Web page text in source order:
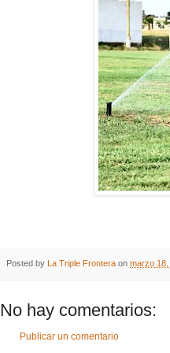
Posted by La Triple Frontera on marzo 18,
No hay comentarios:
Publicar un comentario